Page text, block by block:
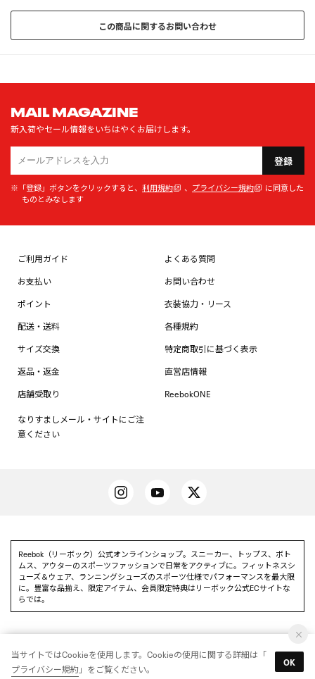
Reebok 公式アプリを使って
いち早く特別情報をゲットしよう
アプリを使う
この商品に関するお問い合わせ
MAIL MAGAZINE
新入荷やセール情報をいちはやくお届けします。
登録
※「登録」ボタンをクリックすると、 利用規約 、 プライバシー規約
に同意した
ものとみなします
ご利用ガイド
お支払い
ポイント
配送・送料
サイズ交換
返品・返金
店舗受取り
なりすましメール・サイトにご注
意ください
よくある質問
お問い合わせ
衣装協力・リース
各種規約
特定商取引に基づく表示
直営店情報
ReebokONE
Reebok（リーボック）公式オンラインショップ。スニーカー、トップス、ボト
ムス、アウターのスポーツファッションで日常をアクティブに。フィットネスシ
ューズ＆ウェア、ランニングシューズのスポーツ仕様でパフォーマンスを最大限
に。豊富な品揃え、限定アイテム、会員限定特典はリーボック公式ECサイトな
らでは。
当サイトではCookieを使用します。Cookieの使用に関する詳細は「
プライバシー規約 」をご覧ください。
OK